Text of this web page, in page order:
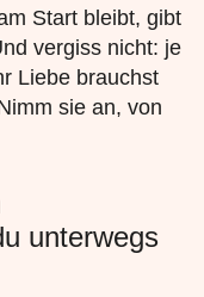
Start bleibt, gibt
vergiss nicht: je
Liebe brauchst
sie an, von
unterwegs